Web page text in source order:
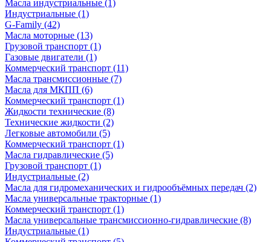
Масла индустриальные (1)
Индустриальные (1)
G-Family (42)
Масла моторные (13)
Грузовой транспорт (1)
Газовые двигатели (1)
Коммерческий транспорт (11)
Масла трансмиссионные (7)
Масла для МКПП (6)
Коммерческий транспорт (1)
Жидкости технические (8)
Технические жидкости (2)
Легковые автомобили (5)
Коммерческий транспорт (1)
Масла гидравлические (5)
Грузовой транспорт (1)
Индустриальные (2)
Масла для гидромеханических и гидрообъёмных передач (2)
Масла универсальные тракторные (1)
Коммерческий транспорт (1)
Масла универсальные трансмиссионно-гидравлические (8)
Индустриальные (1)